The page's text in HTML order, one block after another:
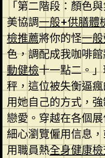
「第二階段：顏色
美協調一般+供膳體
檢推薦將你的怪一
色，調配成我咖啡
動健檢十一點二。
秤，這位被失衡逼
用她自己的方式，
戀愛。穿越在各個
細心瀏覽僱用信息
用職員熱全身健康